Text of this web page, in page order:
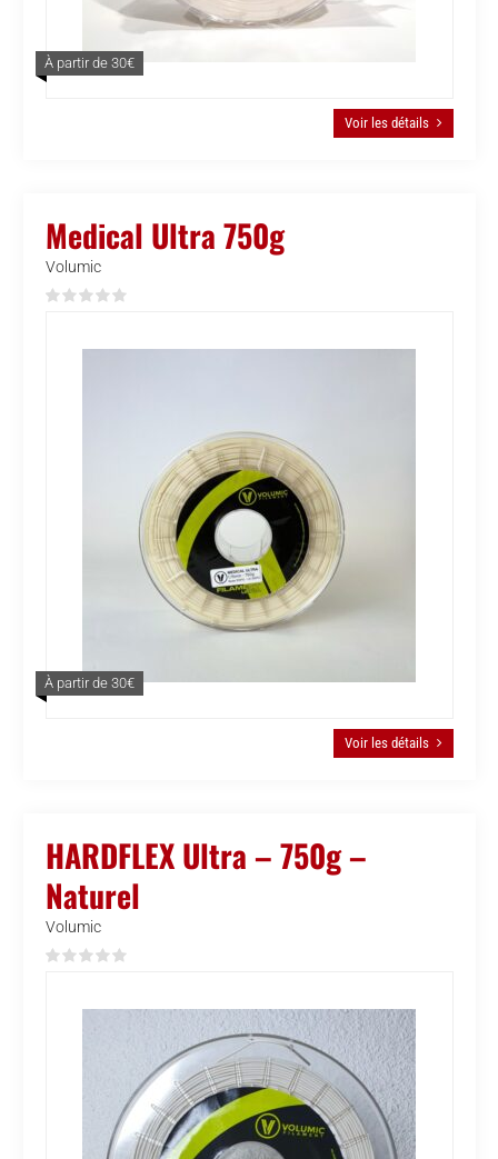
À partir de 30€
Voir les détails
Medical Ultra 750g
Volumic
À partir de 30€
Voir les détails
HARDFLEX Ultra – 750g –
Naturel
Volumic